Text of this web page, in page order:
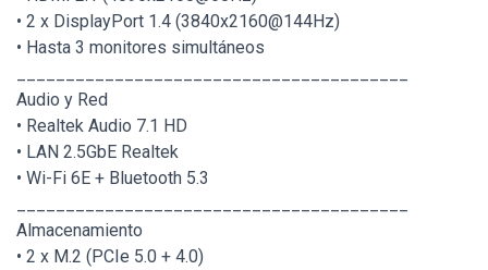
• 2 x DisplayPort 1.4 (3840x2160@144Hz)
• Hasta 3 monitores simultáneos
Audio y Red
• Realtek Audio 7.1 HD
• LAN 2.5GbE Realtek
• Wi-Fi 6E + Bluetooth 5.3
Almacenamiento
• 2 x M.2 (PCIe 5.0 + 4.0)